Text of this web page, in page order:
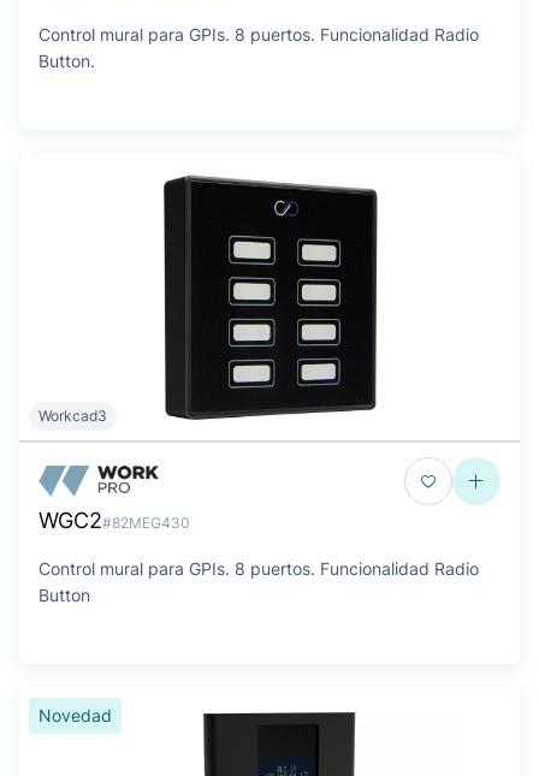
Control mural para GPIs. 8 puertos. Funcionalidad Radio
Button.
Workcad3
WGC2#82MEG430
Control mural para GPIs. 8 puertos. Funcionalidad Radio
Button
Novedad